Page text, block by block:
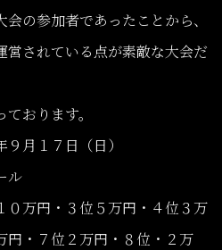
の参加者であったことから、
営されている点が素敵な大会だ
おります。
月１７日（日）
ル
０万円・３位５万円・４位３万
円・７位２万円・８位・２万